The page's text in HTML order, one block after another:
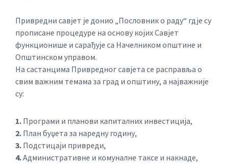
Привредни савјет је донио „Пословник о раду“ гдје су
прописане процедуре на основу којих Савјет
функционише и сарађује са Начелником општине и
Општинском управом.
На састанцима Привредног савјета се расправља о
свим важним темама за град и општину, а најважније
су:
1. Програми и планови капиталних инвестиција,
2. План буџета за наредну годину,
3. Подстицаји привреди,
4.Административне и комуналне таксе и накнаде,